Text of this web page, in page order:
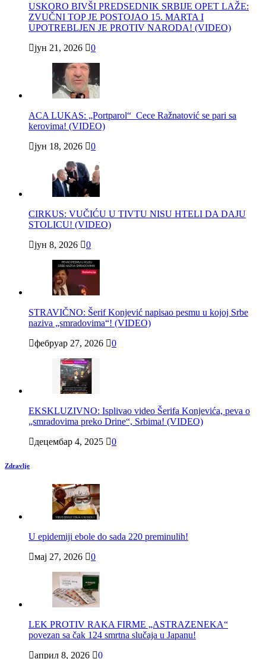
USKORO BIVŠI PREDSEDNIK SRBIJE OPET LAŽE:
ZVUČNI TOP JE POSTOJAO 15. MARTA I
UPOTREBLJEN JE PROTIV NARODA! (VIDEO)
јун 21, 2026
0
ACA LUKAS: „Portparol“ Cece Ražnatović se pari sa
kerovima! (VIDEO)
јун 18, 2026
0
CIRKUS: VUČIĆU U TIVTU NISU HTELI DA DAJU
STOLICU! (VIDEO)
јун 8, 2026
0
STRAVIČNO: Šerif Konjević napisao pesmu u kojoj Srbe
naziva „smradovima“! (VIDEO)
фебруар 27, 2026
0
EKSKLUZIVNO: Isplivao video Šerifa Konjevića, peva o
„smradovima preko Drine“, Srbima! (VIDEO)
децембар 4, 2025
0
Zdravlje
U epidemiji ebole do sada 220 preminulih!
мај 27, 2026
0
LEK PROTIV RAKA FIRME „ASTRAZENEKA“
povezan sa čak 124 smrtna slučaja u Japanu!
април 8, 2026
0